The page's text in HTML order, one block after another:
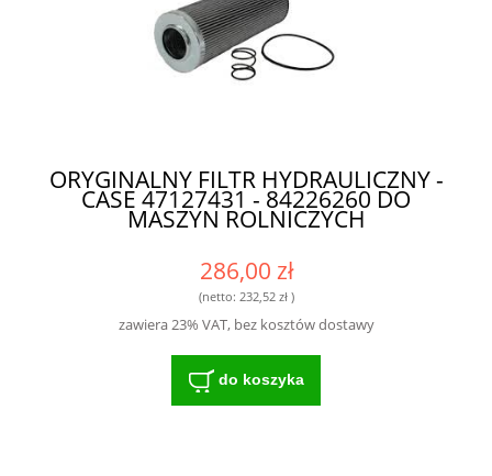
ORYGINALNY FILTR HYDRAULICZNY -
CASE 47127431 - 84226260 DO
MASZYN ROLNICZYCH
286,00 zł
(netto: 232,52 zł)
zawiera 23% VAT, bez kosztów dostawy
do koszyka